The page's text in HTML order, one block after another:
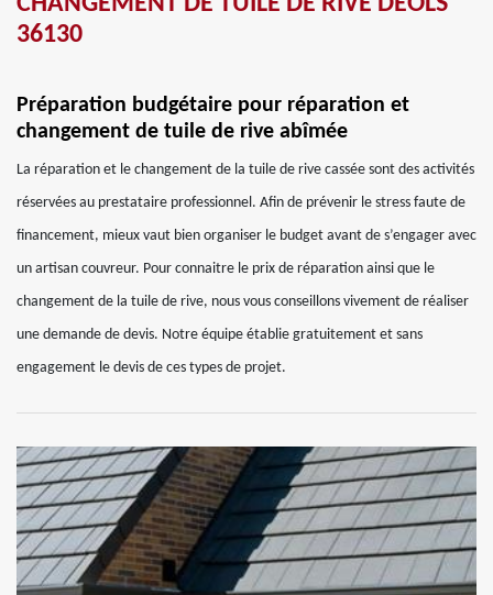
36130
Préparation budgétaire pour réparation et
changement de tuile de rive abîmée
La réparation et le changement de la tuile de rive cassée sont des activités
réservées au prestataire professionnel. Afin de prévenir le stress faute de
financement, mieux vaut bien organiser le budget avant de s’engager avec
un artisan couvreur. Pour connaitre le prix de réparation ainsi que le
changement de la tuile de rive, nous vous conseillons vivement de réaliser
une demande de devis. Notre équipe établie gratuitement et sans
engagement le devis de ces types de projet.